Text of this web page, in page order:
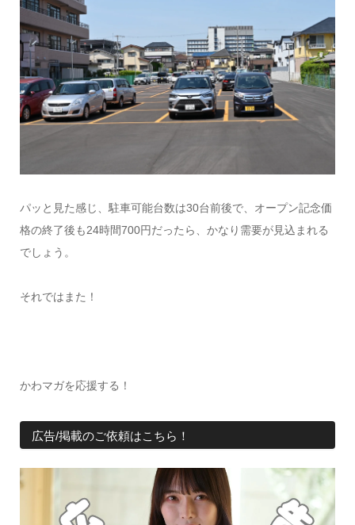
パッと見た感じ、駐車可能台数は30台前後で、オープン記念価
格の終了後も24時間700円だったら、かなり需要が見込まれる
でしょう。
それではまた！
かわマガを応援する！
広告/掲載のご依頼はこちら！